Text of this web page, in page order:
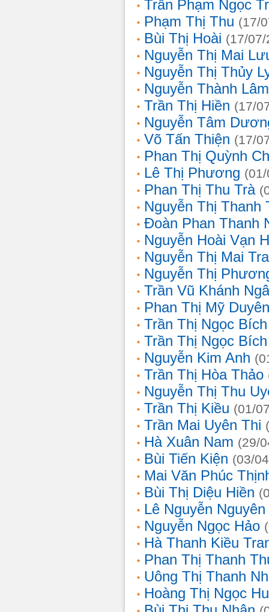
Trần Phạm Ngọc
Phạm Thị Thu (17/
Bùi Thị Hoài (17/
Nguyễn Thị Mai
Nguyễn Thị Thủy
Nguyễn Thành Lâm
Trần Thị Hiền (17/
Nguyễn Tâm
Võ Tấn Thiện (17/
Phan Thị Quỳnh
Lê Thị Phương
Phan Thị Thu Trà
Nguyễn Thị Thanh
Đoàn Phan Thanh
Nguyễn Hoài Vạn
Nguyễn Thị Mai
Nguyễn Thị
Trần Vũ Khánh
Phan Thị Mỹ Duyên
Trần Thị Ngọc Bích
Trần Thị Ngọc Bích
Nguyễn Kim Anh
Trần Thị Hòa Thảo
Nguyễn Thị Thu
Trần Thị Kiều (01/
Trần Mai Uyên Thi
Hà Xuân Nam (29/
Bùi Tiến Kiện (03/
Mai Văn Phúc
Bùi Thị Diệu Hiền
Lê Nguyễn
Nguyễn Ngọc Hảo
Hà Thanh Kiều
Phan Thị Thanh
Uông Thị Thanh
Hoàng Thị Ngọc